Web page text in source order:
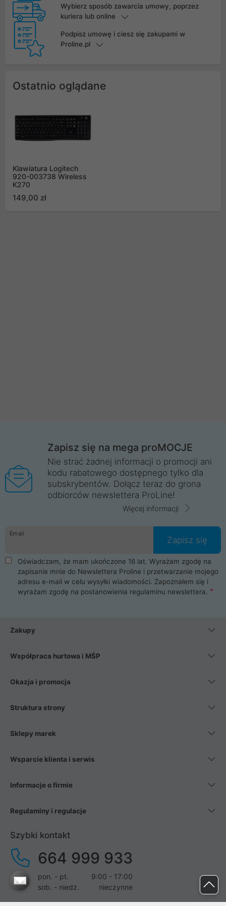
Wybierz sposób zawarcia umowy, poprzez
kuriera lub online
Podpisz umowę i ciesz się zakupami w
Proline.pl
Ostatnio oglądane
Klawiatura Logitech
920-003738 Wireless
K270
149,00 zł
Zapisz się na mega proMOCJE
Nie strać żadnej informacji o promocji ani
kodu rabatowego dostępnego tylko dla
subskrybentów. Dołącz teraz do grona
odbiorców newslettera ProLine!
Więcej informacji
Email
Zapisz się
Oświadczam, że mam ukończone 16 lat. Wyrażam zgodę na
zapisanie mnie do Newslettera Proline i przetwarzanie mojego
adresu e-mail w celu wysyłki wiadomości. Zapoznałem się i
wyrażam zgodę na postanowienia regulaminu newslettera.
Zakupy
Współpraca hurtowa i MŚP
Okazja i promocja
Struktura strony
Sklepy marek
Wsparcie klienta i serwis
Informacje o firmie
Regulaminy i regulacje
Szybki kontakt
664 999 933
pon. - pt.
9:00 - 17:00
sob. - niedz.
nieczynne